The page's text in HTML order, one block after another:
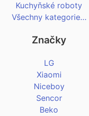
Kuchyňské roboty
Všechny kategorie…
Značky
LG
Xiaomi
Niceboy
Sencor
Beko